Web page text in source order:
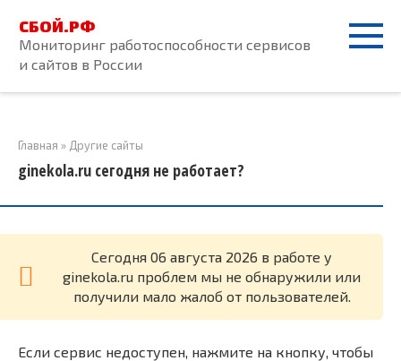
контенту
СБОЙ.РФ
Мониторинг работоспособности сервисов
и сайтов в России
Главная » Другие сайты
ginekola.ru сегодня не работает?
Cегодня 06 августа 2026 в работе у
ginekola.ru проблем мы не обнаружили или
получили мало жалоб от пользователей.
Если сервис недоступен, нажмите на кнопку, чтобы